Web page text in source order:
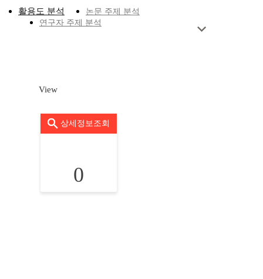
활용도 분석
논문 주제 분석
연구자 주제 분석
View
상세정보조회
0